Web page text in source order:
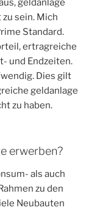
geldanlage
sein. Mich
Standard.
ertragreiche
und Endzeiten.
Dies gilt
geldanlage
zu haben.
erwerben?
als auch
zu den
Neubauten